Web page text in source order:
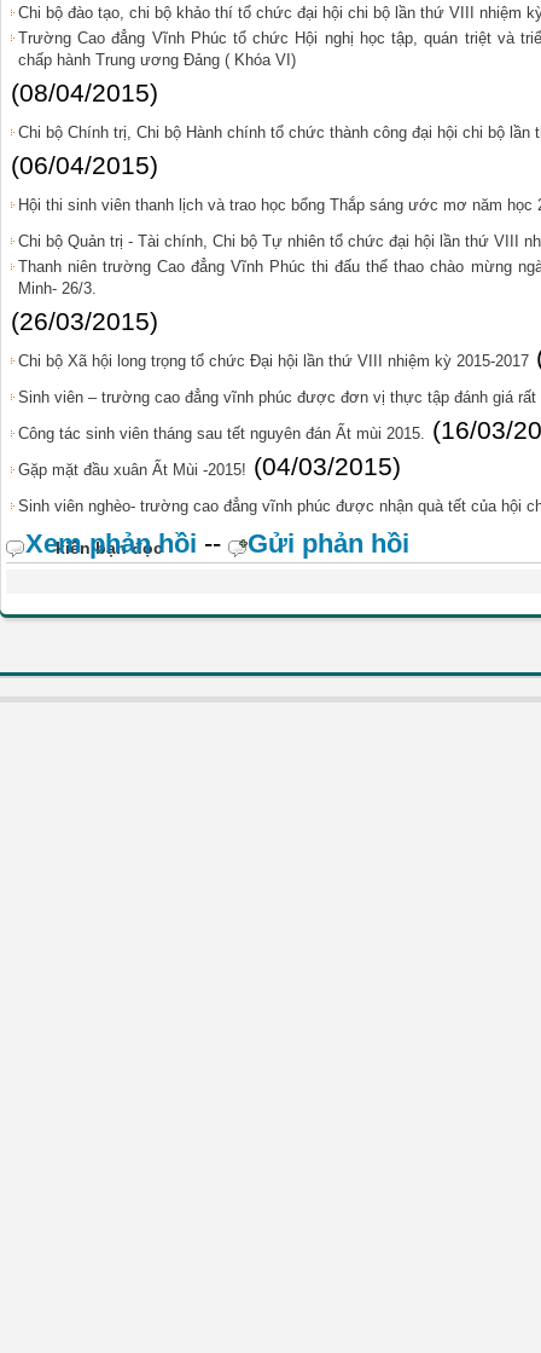
Chi bộ đào tạo, chi bộ khảo thí tổ chức đại hội chi bộ lần thứ VIII nhiệm
Trường Cao đẳng Vĩnh Phúc tổ chức Hội nghị học tập, quán triệt và
chấp hành Trung ương Đảng ( Khóa VI)
(08/04/2015)
Chi bộ Chính trị, Chi bộ Hành chính tổ chức thành công đại hội chi bộ lần
(06/04/2015)
Hội thi sinh viên thanh lịch và trao học bổng Thắp sáng ước mơ năm học
Chi bộ Quản trị - Tài chính, Chi bộ Tự nhiên tổ chức đại hội lần thứ VIII
Thanh niên trường Cao đẳng Vĩnh Phúc thi đấu thể thao chào mừng
Minh- 26/3.
(26/03/2015)
Chi bộ Xã hội long trọng tổ chức Đại hội lần thứ VIII nhiệm kỳ 2015-2017
Sinh viên – trường cao đẳng vĩnh phúc được đơn vị thực tập đánh giá rất
Công tác sinh viên tháng sau tết nguyên đán Ất mùi 2015. (16/03/
Gặp mặt đầu xuân Ất Mùi -2015! (04/03/2015)
Sinh viên nghèo- trường cao đẳng vĩnh phúc được nhận quà tết của hội
kiến bạn đọc
Xem phản hồi -- Gửi phản hồi